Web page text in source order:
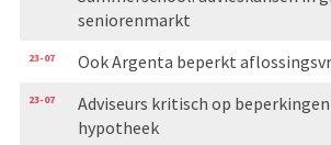
seniorenmarkt
23-07 Ook Argenta beperkt
23-07
Adviseurs kritisch op
hypotheek